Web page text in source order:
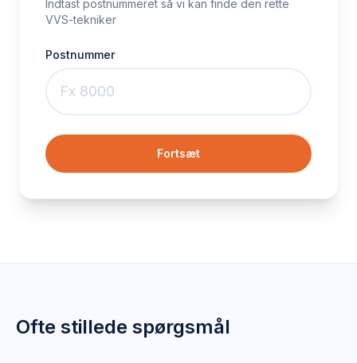
Indtast postnummeret så vi kan finde den rette
VVS-tekniker
Postnummer
Fortsæt
Ofte stillede spørgsmål